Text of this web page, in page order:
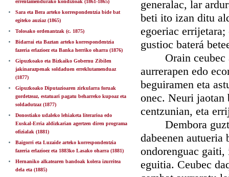
errentamendurako kondizioak (1861-1865)
Sara eta Bera arteko korrespondentzia bide bat
egiteko auziaz (1865)
Tolosako ordenantzak (c. 1875)
Bidarrai eta Baztan arteko korrespondentzia
fazeria erlazioez eta Banka herriko oharra (1876)
Gipuzkoako eta Bizkaiko Gobernu Zibilen
jakinarazpenak soldaduen erreklutamenduaz
(1877)
Gipuzkoako Diputazioaren zirkularra foruak
gordetzeaz, estatuari pagatu beharreko kupoaz eta
soldadutzaz (1877)
Donostiako udaleko lehiaketa literarioa edo
Euskal-Erria aldizkarian agertzen diren programa
ofizialak (1881)
Baigorri eta Luzaide arteko korrespondentzia
fazeria erlazioez eta 1883ko Lasako oharra (1881)
Hernaniko alkatearen bandoak kolera izurritea
dela eta (1885)
generalac, lar
beti ito izan ditu
egoeriac
gustioc baterá
Orain ceubec
aurrerapen edo
beguiramen eta
onec. Neuri jaotan
centzunian, eta
Dembora
dabeenen
ondorenguac gaiti,
eguitia. Ceubec